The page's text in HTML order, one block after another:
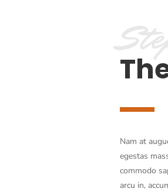
Nam at
egestas
commodo
arcu in,